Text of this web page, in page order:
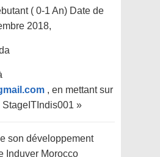
( 0-1 An) Date de
2018,
, en mettant sur
StageITIndis001 »
son développement
Induver Morocco